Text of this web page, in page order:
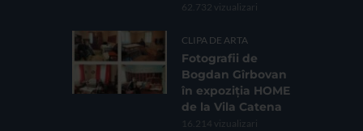
62.732 vizualizari
CLIPA DE ARTA
Fotografii de
Bogdan Gîrbovan
în expoziția HOME
de la Vila Catena
16.214 vizualizari